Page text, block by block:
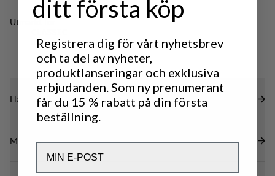
Utmärkt för
TREKKING
Hållbarhetsegenskaper
Material
ditt första köp
Registrera dig för vårt nyhetsbrev
och ta del av nyheter,
produktlanseringar och exklusiva
erbjudanden. Som ny prenumerant
får du 15 % rabatt på din första
beställning.